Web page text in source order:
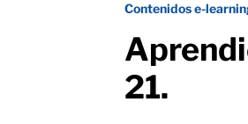
Contenidos e-
21.